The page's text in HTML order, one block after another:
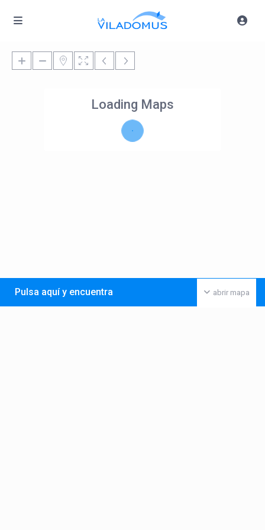
Loading Maps
abrir mapa
Pulsa aquí y encuentra